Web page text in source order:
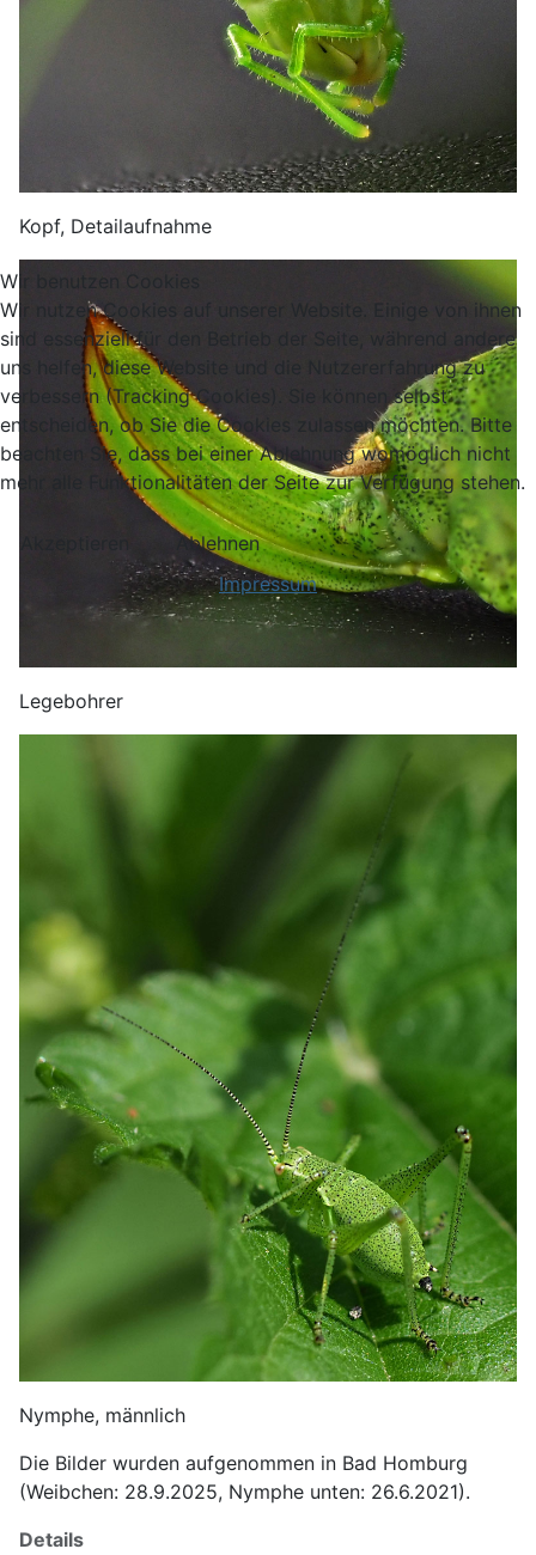
Kopf, Detailaufnahme
Legebohrer
Nymphe, männlich
Die Bilder wurden aufgenommen in Bad Homburg
(Weibchen: 28.9.2025, Nymphe unten: 26.6.2021).
Details
Wir benutzen Cookies
Wir nutzen Cookies auf unserer Website. Einige von ihnen
sind essenziell für den Betrieb der Seite, während andere
uns helfen, diese Website und die Nutzererfahrung zu
verbessern (Tracking Cookies). Sie können selbst
entscheiden, ob Sie die Cookies zulassen möchten. Bitte
beachten Sie, dass bei einer Ablehnung womöglich nicht
mehr alle Funktionalitäten der Seite zur Verfügung stehen.
Ablehnen
Impressum